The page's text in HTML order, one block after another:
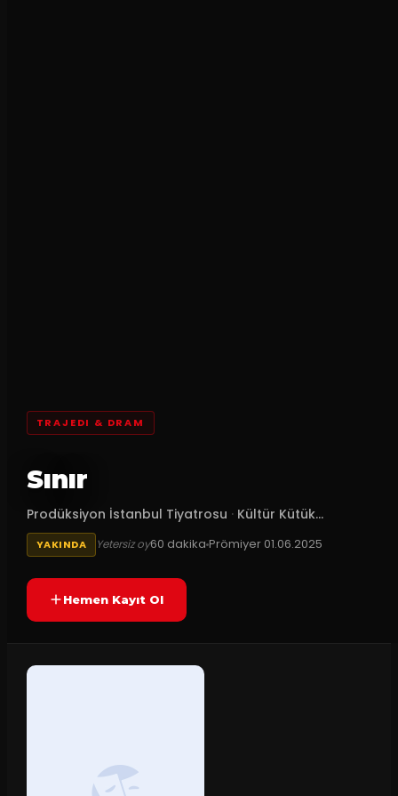
TRAJEDI & DRAM
Sınır
Prodüksiyon İstanbul Tiyatrosu · Kültür Kütük...
YAKINDA Yetersiz oy60 dakikaPrömiyer 01.06.2025
Hemen Kayıt Ol